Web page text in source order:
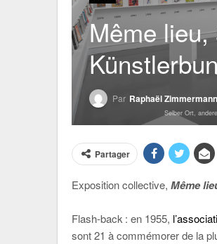
Même
Par Raphaël Zimmermann
Selber Ort,
Partager
Exposition collective, Même
Flash-back : en 1955,
sont 21 à commémorer de la